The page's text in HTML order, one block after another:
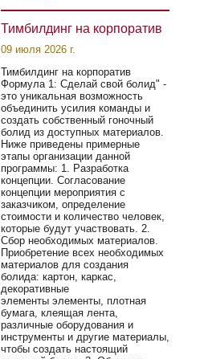
Тимбилдинг на корпоратив
09 июля 2026 г.
Тимбилдинг на корпоратив
Формула 1: Сделай свой болид" -
это уникальная возможность
объединить усилия команды и
создать собственный гоночный
болид из доступных материалов.
Ниже приведены примерные
этапы организации данной
программы: 1. Разработка
концепции. Согласование
концепции мероприятия с
заказчиком, определение
стоимости и количество человек,
которые будут участвовать. 2.
Сбор необходимых материалов.
Приобретение всех необходимых
материалов для создания
болида: картон, каркас,
декоративные
элементы элементы, плотная
бумага, клеящая лента,
различные оборудования и
инструменты и другие материалы,
чтобы создать настоящий